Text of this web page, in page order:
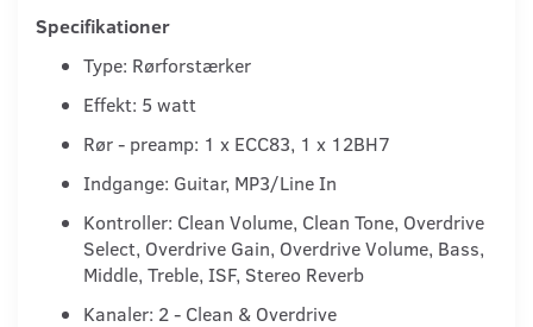
Specifikationer
Type: Rørforstærker
Effekt: 5 watt
Rør - preamp: 1 x ECC83, 1 x 12BH7
Indgange: Guitar, MP3/Line In
Kontroller: Clean Volume, Clean Tone, Overdrive
Select, Overdrive Gain, Overdrive Volume, Bass,
Middle, Treble, ISF, Stereo Reverb
Kanaler: 2 - Clean & Overdrive